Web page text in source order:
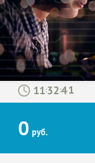
: :
0 руб.